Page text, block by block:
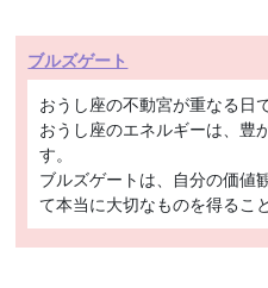
ブルズゲート
おうし座の不動宮が重なる日
おうし座のエネルギーは、豊
す。
ブルズゲートは、自分の価値
て本当に大切なものを得るこ